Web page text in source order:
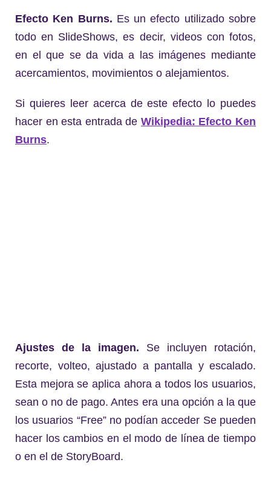
Efecto Ken Burns. Es un efecto utilizado sobre
todo en SlideShows, es decir, videos con fotos,
en el que se da vida a las imágenes mediante
acercamientos, movimientos o alejamientos.
Si quieres leer acerca de este efecto lo puedes
hacer en esta entrada de Wikipedia: Efecto Ken
Burns.
Ajustes de la imagen. Se incluyen rotación,
recorte, volteo, ajustado a pantalla y escalado.
Esta mejora se aplica ahora a todos los usuarios,
sean o no de pago. Antes era una opción a la que
los usuarios “Free” no podían acceder Se pueden
hacer los cambios en el modo de línea de tiempo
o en el de StoryBoard.